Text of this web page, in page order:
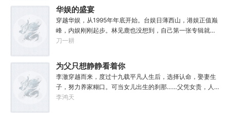
——五项指标，将他的未来与村子绑定。从‘杯酒释根部’、重
塑与弟子们的羁绊开始，猿飞日斩踏上了最强火影之路！“你
相信火之意志吗？木叶，要开始加速了！”「笼络天才」、
「制度改革」、「火之国镇国将军」「忍界灯塔」、「木叶
绿卡」、「凝聚日向宇智波」「扶持平民」、「迭代科
飞日斩立于火影岩之巅，下方人声沸腾：“以火影之名，让木
叶再次伟大！”
华娱的盛宴
穿越华娱，从1995年年底开始。台娱日薄西山，港娱正值巅
峰，内娱刚刚起步。林见鹿也没想到，自己第一张专辑就直
接打穿了两岸三地，直接封王了。这还怎么退休？
刀一耕
为父只想静静看着你
长生
李澈穿越而来，度过十九载平凡人生后，选择认命，娶妻生
子，努力养家糊口。可当女儿出生的刹那……父凭女贵，人
生不再平凡。……女儿平安出生，你获得道果【仙工】女儿
李鸿天